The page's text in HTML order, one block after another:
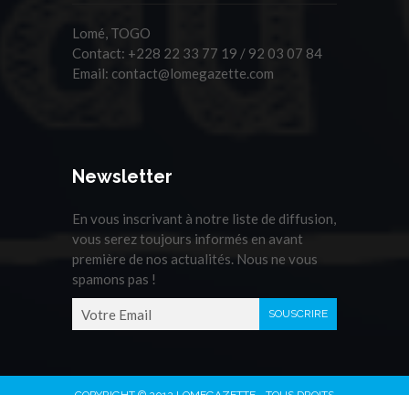
Lomé, TOGO
Contact: +228 22 33 77 19 / 92 03 07 84
Email: contact@lomegazette.com
Newsletter
En vous inscrivant à notre liste de diffusion,
vous serez toujours informés en avant
première de nos actualités. Nous ne vous
spamons pas !